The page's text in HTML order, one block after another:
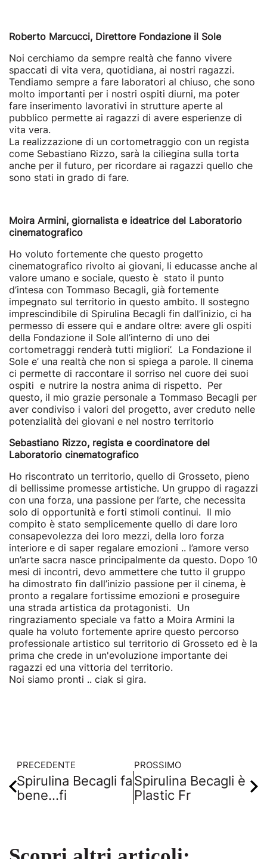
Roberto Marcucci, Direttore Fondazione il Sole
Noi cerchiamo da sempre realtà che fanno vivere
spaccati di vita vera, quotidiana, ai nostri ragazzi.
Tendiamo sempre a fare laboratori al chiuso, che sono
molto importanti per i nostri ospiti diurni, ma poter
fare inserimento lavorativi in strutture aperte al
pubblico permette ai ragazzi di avere esperienze di
vita vera.
La realizzazione di un cortometraggio con un regista
come Sebastiano Rizzo, sarà la ciliegina sulla torta
anche per il futuro, per ricordare ai ragazzi quello che
sono stati in grado di fare.
Moira Armini, giornalista e ideatrice del Laboratorio
cinematografico
Ho voluto fortemente che questo progetto
cinematografico rivolto ai giovani, li educasse anche al
valore umano e sociale, questo è stato il punto
d’intesa con Tommaso Becagli, già fortemente
impegnato sul territorio in questo ambito. Il sostegno
imprescindibile di Spirulina Becagli fin dall’inizio, ci ha
permesso di essere qui e andare oltre: avere gli ospiti
della Fondazione il Sole all’interno di uno dei
cortometraggi renderà tutti migliori’. La Fondazione il
Sole e’ una realtà che non si spiega a parole. Il cinema
ci permette di raccontare il sorriso nel cuore dei suoi
ospiti e nutrire la nostra anima di rispetto. Per
questo, il mio grazie personale a Tommaso Becagli per
aver condiviso i valori del progetto, aver creduto nelle
potenzialità dei giovani e nel nostro territorio
Sebastiano Rizzo, regista e coordinatore del
Laboratorio cinematografico
Ho riscontrato un territorio, quello di Grosseto, pieno
di bellissime promesse artistiche. Un gruppo di ragazzi
con una forza, una passione per l’arte, che necessita
solo di opportunità e forti stimoli continui. Il mio
compito è stato semplicemente quello di dare loro
consapevolezza dei loro mezzi, della loro forza
interiore e di saper regalare emozioni .. l’amore verso
un’arte sacra nasce principalmente da questo. Dopo 10
mesi di incontri, devo ammettere che tutto il gruppo
ha dimostrato fin dall’inizio passione per il cinema, è
pronto a regalare fortissime emozioni e proseguire
una strada artistica da protagonisti. Un
ringraziamento speciale va fatto a Moira Armini la
quale ha voluto fortemente aprire questo percorso
professionale artistico sul territorio di Grosseto ed è la
prima che crede in un'evoluzione importante dei
ragazzi ed una vittoria del territorio.
Noi siamo pronti .. ciak si gira.
PRECEDENTE
Spirulina Becagli fa
bene...fi
PROSSIMO
Spirulina Becagli è
Plastic Fr